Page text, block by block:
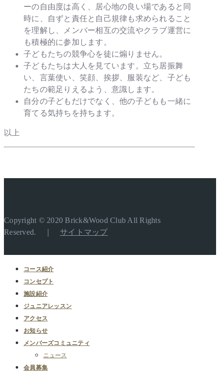
ーの自由度は高く、居心地の良い場であると同
時に、自ずと責任と自己規律も求められること
を理解し、メンバー相互の交流やクラブ運営に
も積極的に参加します。
子どもたちの競争心を徒に煽りません。
子どもたちは大人を見ています。立ち居振舞
い、言葉使い、笑顔、挨拶、服装など、子ども
たちの範足りえるよう、意識します。
自分の子どもだけでなく、他の子どもも一緒に
育てる気持ちを持ちます。
以上
Copyright © 2020 Brick&Wood Club All Rights
Reserved. ｜ サイトマップ
コース紹介
コンセプト
施設紹介
ジュニアレッスン
アクセス
お知らせ
メンバーズコミュニティ
ニュース
会員募集